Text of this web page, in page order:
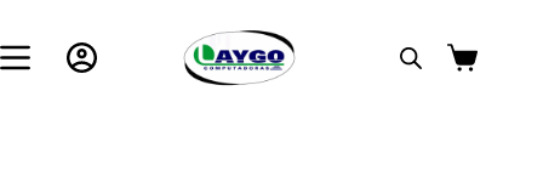
contenido
Carro